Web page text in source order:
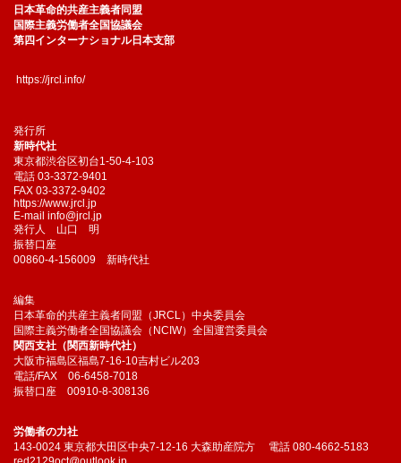
日本革命的共産主義者同盟
国際主義労働者全国協議会
第四インターナショナル日本支部
https://jrcl.info/
発行所
新時代社
東京都渋谷区初台1-50-4-103
電話 03-3372-9401
FAX 03-3372-9402
https://www.jrcl.jp
E-mail info@jrcl.jp
発行人 山口 明
振替口座
00860-4-156009 新時代社
編集
日本革命的共産主義者同盟（JRCL）中央委員会
国際主義労働者全国協議会（NCIW）全国運営委員会
関西支社（関西新時代社）
大阪市福島区福島7-16-10吉村ビル203
電話/FAX 06-6458-7018
振替口座 00910-8-308136
労働者の力社
143-0024 東京都大田区中央7-12-16 大森助産院方 電話 080-4662-5183